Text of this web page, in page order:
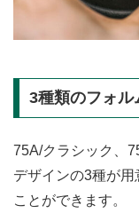
3種類のフォル
75A/クラシック、
デザインの3種が
ことができます。